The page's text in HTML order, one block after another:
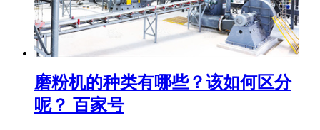
磨粉机的种类有哪些？该如何区分
呢？ 百家号